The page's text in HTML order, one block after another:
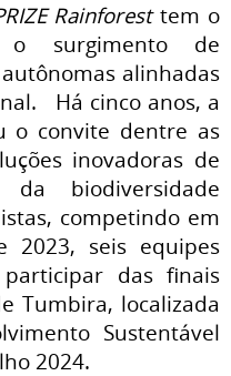
Rainforesttem o
surgimento de
alinhadas
Há cinco anos, a
o convite dentre as
inovadoras de
da biodiversidade
competindo em
2023, seis equipes
das finais
Tumbira, localizada
Sustentável
2024.